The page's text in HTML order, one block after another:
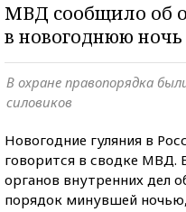
МВД сообщило об
в новогоднюю ночь
В охране правопорядка
силовиков
Новогодние гуляния в
говорится в сводке МВД.
органов внутренних дел
порядок минувшей